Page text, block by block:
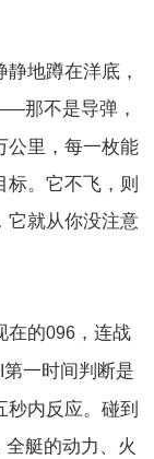
地蹲在洋底，
那不是导弹，
公里，每一枚能
。它不飞，则
它就从你没注意
在的096，连战
第一时间判断是
内反应。碰到
艇的动力、火